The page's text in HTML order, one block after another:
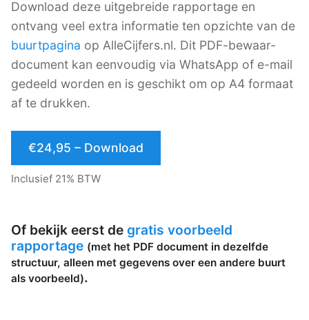
Download deze uitgebreide rapportage en
ontvang veel extra informatie ten opzichte van de
buurtpagina op AlleCijfers.nl. Dit PDF-bewaar-
document kan eenvoudig via WhatsApp of e-mail
gedeeld worden en is geschikt om op A4 formaat
af te drukken.
€24,95 – Download
Inclusief 21% BTW
Of bekijk eerst de gratis voorbeeld
rapportage (met het PDF document in dezelfde
structuur, alleen met gegevens over een andere buurt
als voorbeeld).